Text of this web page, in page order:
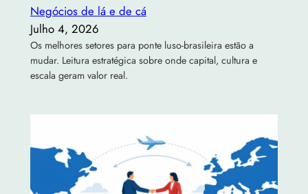
Negócios de lá e de cá
Julho 4, 2026
Os melhores setores para ponte luso-brasileira estão a
mudar. Leitura estratégica sobre onde capital, cultura e
escala geram valor real.